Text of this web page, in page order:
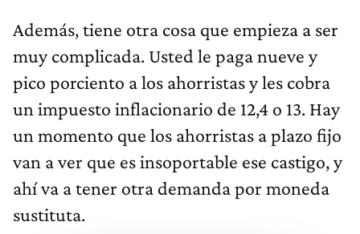
Además, tiene otra cosa que empieza a ser
muy complicada. Usted le paga nueve y
pico porciento a los ahorristas y les cobra
un impuesto inflacionario de 12,4 o 13. Hay
un momento que los ahorristas a plazo fijo
van a ver que es insoportable ese castigo, y
ahí va a tener otra demanda por moneda
sustituta.